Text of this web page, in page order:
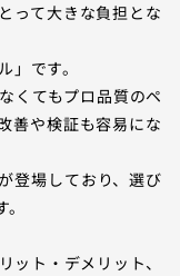
って大きな負担とな
です。
くてもプロ品質のペ
善や検証も容易にな
登場しており、選び
ット・デメリット、